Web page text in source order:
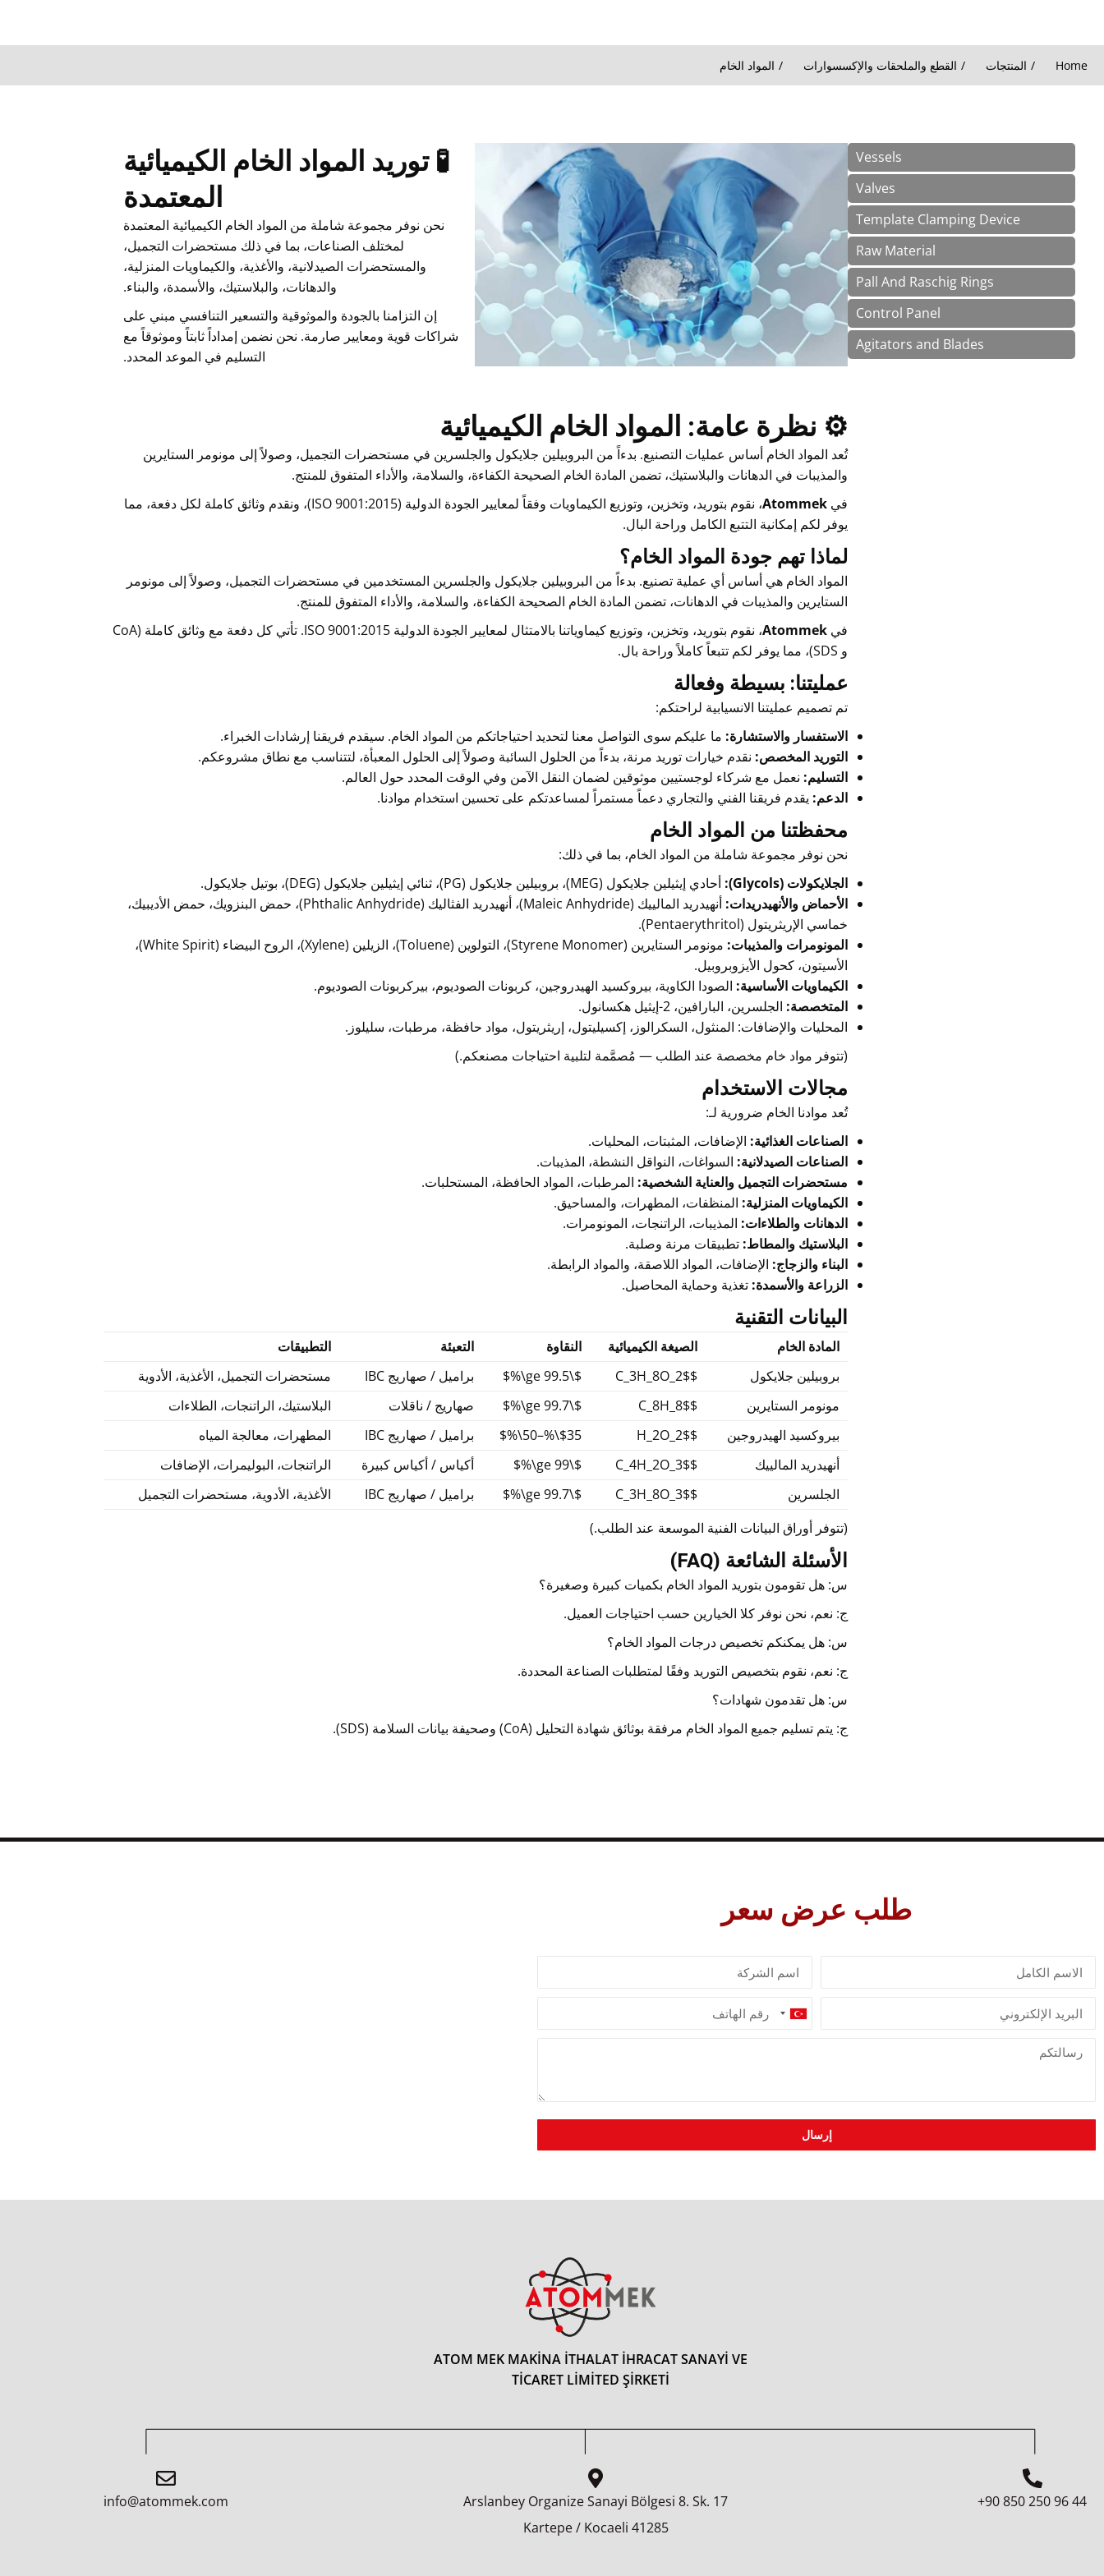
You are here:
Home المنتجات القطع والملحقات والإكسسوارات المواد الخام
Vessels
Valves
Template Clamping Device
Raw Material
Pall And Raschig Rings
Control Panel
Agitators and Blades
🧪 توريد المواد الخام الكيميائية
المعتمدة
نحن نوفر مجموعة شاملة من المواد الخام الكيميائية المعتمدة
لمختلف الصناعات، بما في ذلك مستحضرات التجميل،
والمستحضرات الصيدلانية، والأغذية، والكيماويات المنزلية،
والدهانات، والبلاستيك، والأسمدة، والبناء.
إن التزامنا بالجودة والموثوقية والتسعير التنافسي مبني على
شراكات قوية ومعايير صارمة. نحن نضمن إمداداً ثابتاً وموثوقاً مع
التسليم في الموعد المحدد.
⚙️ نظرة عامة: المواد الخام الكيميائية
تُعد المواد الخام أساس عمليات التصنيع. بدءاً من البروبيلين جلايكول والجلسرين في مستحضرات التجميل، وصولاً إلى مونومر الستايرين
والمذيبات في الدهانات والبلاستيك، تضمن المادة الخام الصحيحة الكفاءة، والسلامة، والأداء المتفوق للمنتج.
فيAtommek
، نقوم بتوريد، وتخزين، وتوزيع الكيماويات وفقاً لمعايير الجودة الدولية (ISO 9001:2015)، ونقدم وثائق كاملة لكل دفعة، مما
يوفر لكم إمكانية التتبع الكامل وراحة البال.
لماذا تهم جودة المواد الخام؟
المواد الخام هي أساس أي عملية تصنيع. بدءاً من البروبيلين جلايكول والجلسرين المستخدمين في مستحضرات التجميل، وصولاً إلى مونومر
الستايرين والمذيبات في الدهانات، تضمن المادة الخام الصحيحة الكفاءة، والسلامة، والأداء المتفوق للمنتج.
فيAtommek
، نقوم بتوريد، وتخزين، وتوزيع كيماوياتنا بالامتثال لمعايير الجودة الدولية ISO 9001:2015. تأتي كل دفعة مع وثائق كاملة (CoA
و SDS)، مما يوفر لكم تتبعاً كاملاً وراحة بال.
عمليتنا: بسيطة وفعالة
تم تصميم عمليتنا الانسيابية لراحتكم:
الاستفسار والاستشارة: ما عليكم سوى التواصل معنا لتحديد احتياجاتكم من المواد الخام. سيقدم فريقنا إرشادات الخبراء.
التوريد المخصص: نقدم خيارات توريد مرنة، بدءاً من الحلول السائبة وصولاً إلى الحلول المعبأة، لتتناسب مع نطاق مشروعكم.
التسليم: نعمل مع شركاء لوجستيين موثوقين لضمان النقل الآمن وفي الوقت المحدد حول العالم.
الدعم: يقدم فريقنا الفني والتجاري دعماً مستمراً لمساعدتكم على تحسين استخدام موادنا.
محفظتنا من المواد الخام
نحن نوفر مجموعة شاملة من المواد الخام، بما في ذلك:
الجلايكولات (Glycols):
أحادي إيثيلين جلايكول (MEG)، بروبيلين جلايكول (PG)، ثنائي إيثيلين جلايكول (DEG)، بوتيل جلايكول.
الأحماض والأنهيدريدات:
أنهيدريد المالييك (Maleic Anhydride)، أنهيدريد الفثاليك (Phthalic Anhydride)، حمض البنزويك، حمض الأديبيك،
خماسي الإريثريتول (Pentaerythritol).
المونومرات والمذيبات:
مونومر الستايرين (Styrene Monomer)، التولوين (Toluene)، الزيلين (Xylene)، الروح البيضاء (White Spirit)،
الأسيتون، كحول الأيزوبروبيل.
الكيماويات الأساسية: الصودا الكاوية، بيروكسيد الهيدروجين، كربونات الصوديوم، بيركربونات الصوديوم.
المتخصصة: الجلسرين، البارافين، 2-إيثيل هكسانول.
المحليات والإضافات: المنثول، السكرالوز، إكسيليتول، إريثريتول، مواد حافظة، مرطبات، سليلوز.
(تتوفر مواد خام مخصصة عند الطلب — مُصمَّمة لتلبية احتياجات مصنعكم.)
مجالات الاستخدام
تُعد موادنا الخام ضرورية لـ:
الصناعات الغذائية: الإضافات، المثبتات، المحليات.
الصناعات الصيدلانية: السواغات، النواقل النشطة، المذيبات.
مستحضرات التجميل والعناية الشخصية: المرطبات، المواد الحافظة، المستحلبات.
الكيماويات المنزلية: المنظفات، المطهرات، والمساحيق.
الدهانات والطلاءات: المذيبات، الراتنجات، المونومرات.
البلاستيك والمطاط: تطبيقات مرنة وصلبة.
البناء والزجاج: الإضافات، المواد اللاصقة، والمواد الرابطة.
الزراعة والأسمدة: تغذية وحماية المحاصيل.
البيانات التقنية
المادة الخام الصيغة الكيميائية النقاوة التعبئة
التطبيقات
بروبيلين جلايكول
$C_3H_8O_2$
$\ge 99.5\%$ براميل / صهاريج IBC
مستحضرات التجميل، الأغذية، الأدوية
مونومر الستايرين
$C_8H_8$
$\ge 99.7\%$ صهاريج / ناقلات
البلاستيك، الراتنجات، الطلاءات
بيروكسيد الهيدروجين
$H_2O_2$
$35\%–50\%$ براميل / صهاريج IBC
المطهرات، معالجة المياه
أنهيدريد المالييك
$C_4H_2O_3$
$\ge 99\%$ أكياس / أكياس كبيرة
الراتنجات، البوليمرات، الإضافات
الجلسرين
$C_3H_8O_3$
$\ge 99.7\%$ براميل / صهاريج IBC
الأغذية، الأدوية، مستحضرات التجميل
(تتوفر أوراق البيانات الفنية الموسعة عند الطلب.)
الأسئلة الشائعة (FAQ)
س: هل تقومون بتوريد المواد الخام بكميات كبيرة وصغيرة؟
ج: نعم، نحن نوفر كلا الخيارين حسب احتياجات العميل.
س: هل يمكنكم تخصيص درجات المواد الخام؟
ج: نعم، نقوم بتخصيص التوريد وفقًا لمتطلبات الصناعة المحددة.
س: هل تقدمون شهادات؟
ج: يتم تسليم جميع المواد الخام مرفقة بوثائق شهادة التحليل (CoA) وصحيفة بيانات السلامة (SDS).
طلب عرض سعر
Turkey
إرسال
ATOM MEK MAKİNA İTHALAT İHRACAT SANAYİ VE
TİCARET LİMİTED ŞİRKETİ
44 96 250 850 90+
Arslanbey Organize Sanayi Bölgesi 8.⁠ ⁠Sk. 17
41285 Kartepe / Kocaeli
info@atommek.com